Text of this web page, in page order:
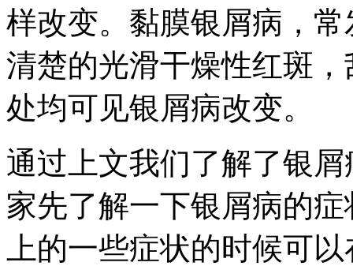
样改变。黏膜银屑病，
清楚的光滑干燥性红斑
处均可见银屑病改变。
通过上文我们了解了银
家先了解一下银屑病的
上的一些症状的时候可